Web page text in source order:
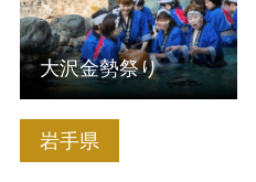
岩手県
大沢金勢祭り